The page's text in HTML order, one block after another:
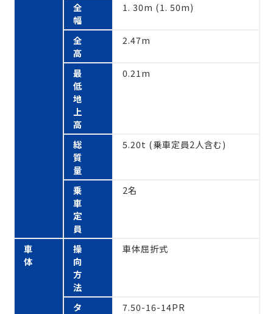
全
幅
1. 30m (1. 50m)
全
高
2.47m
最
低
地
上
高
0.21m
総
質
量
5.20t (乗車定員2人含む)
乗
車
定
員
2名
車
体
操
向
方
法
車体屈折式
タ
7.50-16-14PR